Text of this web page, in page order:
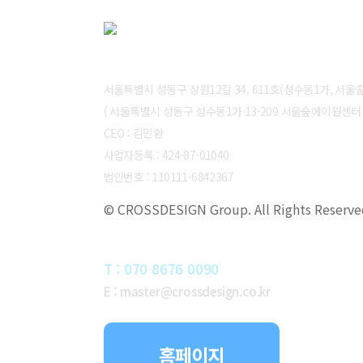
서울특별시 성동구 상원12길 34, 611호(성수동1가, 서울
( 서울특별시 성동구 성수동1가 13-209 서울숲에이원센
CEO : 김민환
사업자등록 : 424-87-01040
법인번호 : 110111-6842367
© CROSSDESIGN Group. All Rights
T : 070 8676 0090
E : master@crossdesign.co.kr
홈페이지